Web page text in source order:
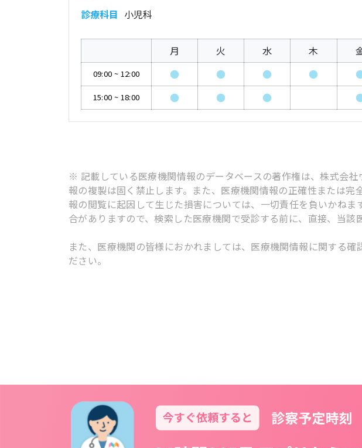
診療科目 小児科
月 火 水 木
09:00 ~ 12:00 ● ● ● ●
15:00 ~ 18:00 ● ● ●
※ 記載している医療機関情報のデータベースの著作権は、株式会
報の複製は固く禁止します。また、医療機関情報の正確性または
報の閲覧に起因して生じた損害については、一切責任を負いかね
合がありますので、検索した医療機関で受診する前に、直接、当該
また、医療機関の皆様におかれましては、医療機関情報に関する
ださい。